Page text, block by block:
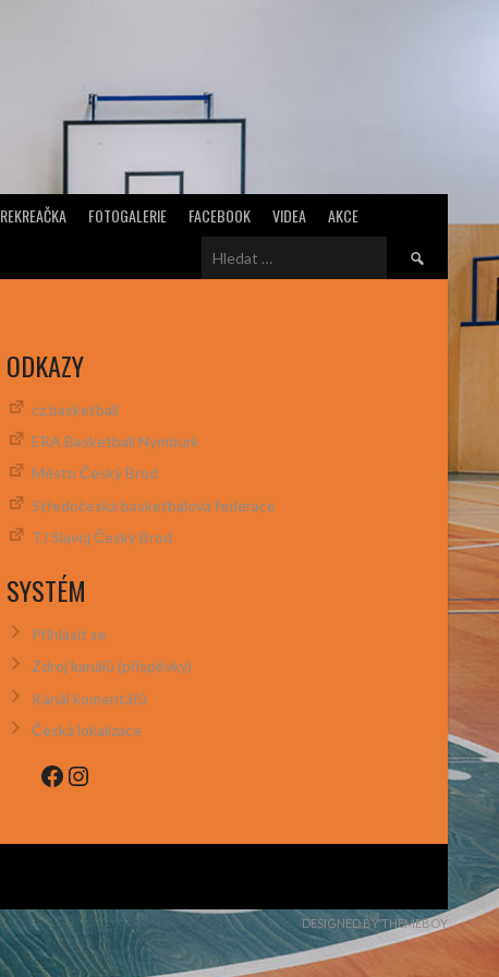
REKREAČKA FOTOGALERIE FACEBOOK VIDEA
AKCE
Vyhledávání
ODKAZY
cz.basketball
ERA Basketball Nymburk
Město Český Brod
Středočeská basketbalová federace
TJ Slavoj Český Brod
SYSTÉM
Přihlásit se
Zdroj kanálů (příspěvky)
Kanál komentářů
Česká lokalizace
Facebook
Instagram
DESIGNED BY THEMEBOY